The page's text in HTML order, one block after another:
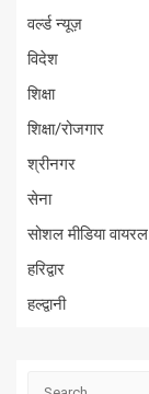
वर्ल्ड न्यूज़
विदेश
शिक्षा
शिक्षा/रोजगार
श्रीनगर
सेना
सोशल मीडिया वायरल
हरिद्वार
हल्द्वानी
Search